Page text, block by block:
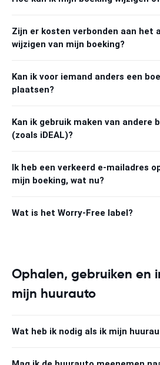
Zijn er kosten verbonden aan het
wijzigen van mijn boeking?
Kan ik voor iemand anders een
plaatsen?
Kan ik gebruik maken van andere
(zoals iDEAL)?
Ik heb een verkeerd e-mailadres
mijn boeking, wat nu?
Wat is het Worry-Free label?
Ophalen, gebruiken en
mijn huurauto
Wat heb ik nodig als ik mijn